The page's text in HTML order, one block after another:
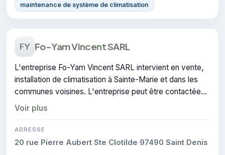
maintenance de système de climatisation
FY Fo-Yam Vincent SARL
L'entreprise Fo-Yam Vincent SARL intervient en vente,
installation de climatisation à Sainte-Marie et dans les
communes voisines. L'entreprise peut être contactée
pour des travaux de climatisation.
Voir plus
ADRESSE
20 rue Pierre Aubert Ste Clotilde 97490 Saint Denis